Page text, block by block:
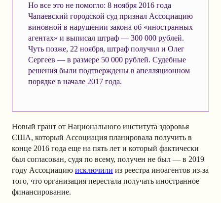
Но все это не помогло: 8 ноября 2016 года
Чапаевский городской суд признал Ассоциацию
виновной в нарушении закона об «иностранных
агентах» и выписал штраф — 300 000 рублей.
Чуть позже, 22 ноября, штраф получил и Олег
Сергеев — в размере 50 000 рублей. Судебные
решения были подтверждены в апелляционном
порядке в начале 2017 года.
Новый грант от Национального института здоровья
США, который Ассоциация планировала получить в
конце 2016 года еще на пять лет и который фактически
был согласован, судя по всему, получен не был — в 2019
году Ассоциацию исключили из реестра иноагентов из-за
того, что организация перестала получать иностранное
финансирование.